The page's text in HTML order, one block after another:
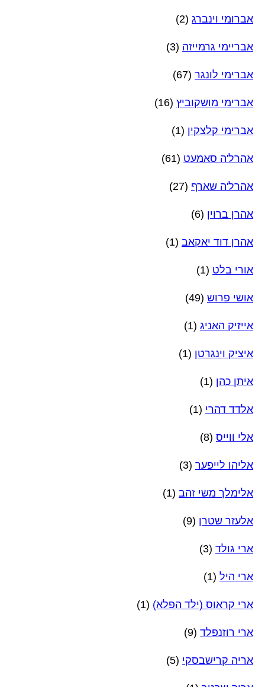
אברומי וינברג (2)
אבריימי גרמייזה (3)
אברימי לונגר (67)
אברימי מושקוביץ (16)
אברימי קלצקין (1)
אהרל'ה סאמעט (61)
אהרל'ה שארף (27)
אהרן ברוין (6)
אהרן דוד יאקאב (1)
אורי בלט (1)
אושי פרוש (49)
אייזיק האניג (1)
איציק וינגרטן (1)
איתן כהן (1)
אלדד דהרי (1)
אלי ווייס (8)
אליהו לייפער (3)
אלימלך משי זהב (1)
אלעזר שטרן (9)
ארי גולד (3)
ארי היל (1)
ארי קראוס (ילד הפלא) (1)
ארי רוזנפלד (9)
אריה קרישבסקי (5)